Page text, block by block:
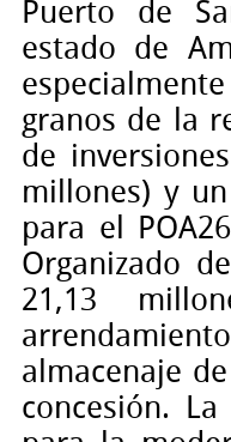
Puerto de
estado de
granos de la
de
millones) y
para el
Organizado
21,13
almacenaje
concesión.